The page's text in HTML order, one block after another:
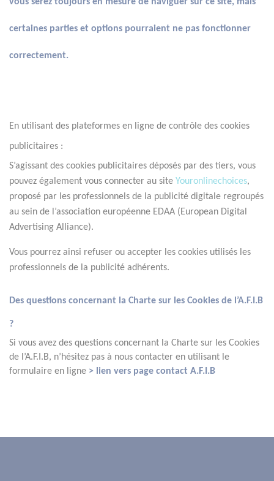
certaines parties et options pourraient ne pas fonctionner
correctement.
En utilisant des plateformes en ligne de contrôle des cookies
publicitaires :
S’agissant des cookies publicitaires déposés par des tiers, vous
pouvez également vous connecter au site Youronlinechoices,
proposé par les professionnels de la publicité digitale regroupés
au sein de l’association européenne EDAA (European Digital
Advertising Alliance).
Vous pourrez ainsi refuser ou accepter les cookies utilisés les
professionnels de la publicité adhérents.
Des questions concernant la Charte sur les Cookies de l’A.F.I.B
?
Si vous avez des questions concernant la Charte sur les Cookies
de l’A.F.I.B, n’hésitez pas à nous contacter en utilisant le
formulaire en ligne > lien vers page contact A.F.I.B